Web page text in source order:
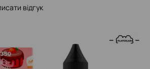
відгук